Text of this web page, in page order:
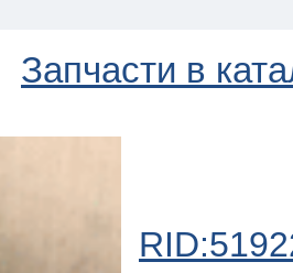
Запчасти в